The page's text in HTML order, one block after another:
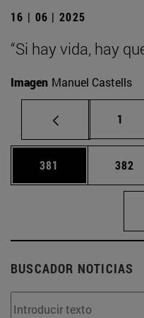
16 | 06 | 2025
“Si hay vida, hay
Imagen Manuel Castells
1
Página
381 382
BUSCADOR NOTICIAS